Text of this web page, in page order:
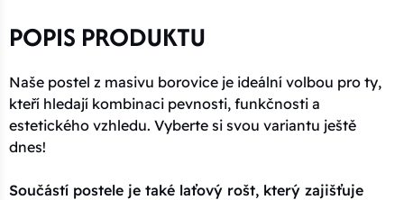
POPIS PRODUKTU
Naše postel z masivu borovice je ideální volbou pro ty,
kteří hledají kombinaci pevnosti, funkčnosti a
estetického vzhledu. Vyberte si svou variantu ještě
dnes!
Součástí postele je také laťový rošt, který zajišťuje